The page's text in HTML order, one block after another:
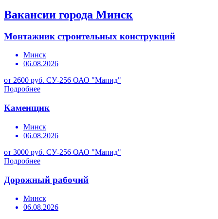
Вакансии города Минск
Монтажник строительных конструкций
Минск
06.08.2026
от 2600 руб. СУ-256 ОАО "Мапид"
Подробнее
Каменщик
Минск
06.08.2026
от 3000 руб. СУ-256 ОАО "Мапид"
Подробнее
Дорожный рабочий
Минск
06.08.2026